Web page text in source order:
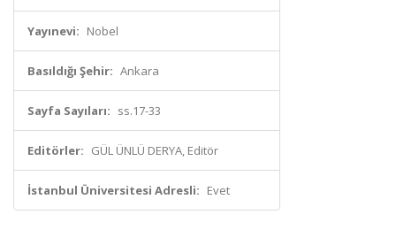
Yayınevi: Nobel
Basıldığı Şehir: Ankara
Sayfa Sayıları: ss.17-33
Editörler: GÜL ÜNLÜ DERYA, Editör
İstanbul Üniversitesi Adresli: Evet